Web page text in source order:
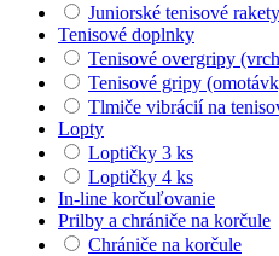
Juniorské tenisové rakety
Tenisové doplnky
Tenisové overgripy
Tenisové gripy
Tlmiče vibrácií na
Lopty
Loptičky 3 ks
Loptičky 4 ks
In-line korčuľovanie
Prilby a chrániče na korčule
Chrániče na korčule